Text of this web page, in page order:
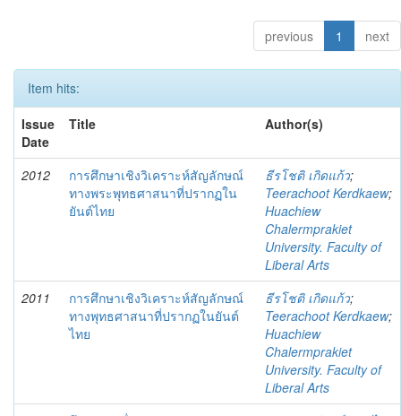
previous 1 next
Item hits:
Issue
Date
Title Author(s)
2012
การศึกษาเชิงวิเคราะห์สัญลักษณ์
ทางพระพุทธศาสนาที่ปรากฏใน
ยันต์ไทย
ธีรโชติ เกิดแก้ว;
Teerachoot Kerdkaew;
Huachiew
Chalermprakiet
University. Faculty of
Liberal Arts
2011
การศึกษาเชิงวิเคราะห์สัญลักษณ์
ทางพุทธศาสนาที่ปรากฏในยันต์
ไทย
ธีรโชติ เกิดแก้ว;
Teerachoot Kerdkaew;
Huachiew
Chalermprakiet
University. Faculty of
Liberal Arts